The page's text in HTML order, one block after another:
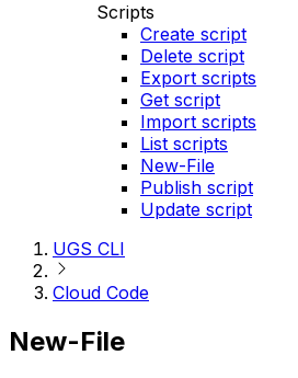
Scripts
Create script
Delete script
Export scripts
Get script
Import scripts
List scripts
New-File
Publish script
Update script
UGS CLI
Cloud Code
New-File